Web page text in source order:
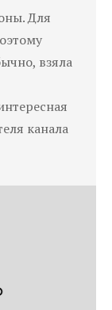
Для
взяла
канала